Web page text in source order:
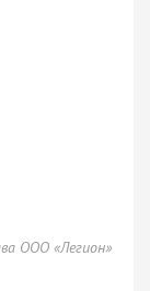
ООО «Легион»